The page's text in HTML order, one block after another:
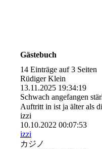
Gästebuch
14 Einträge auf 3 Seiten
Rüdiger Klein
13.11.2025 19:34:19
Schwach angefangen
Auftritt in ist ja älter
izzi
10.10.2022 00:07:53
izzi
カジノ